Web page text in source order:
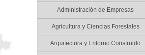
Administración de Empresas
Agricultura y Ciencias Forestales
Arquitectura y Entorno Construido